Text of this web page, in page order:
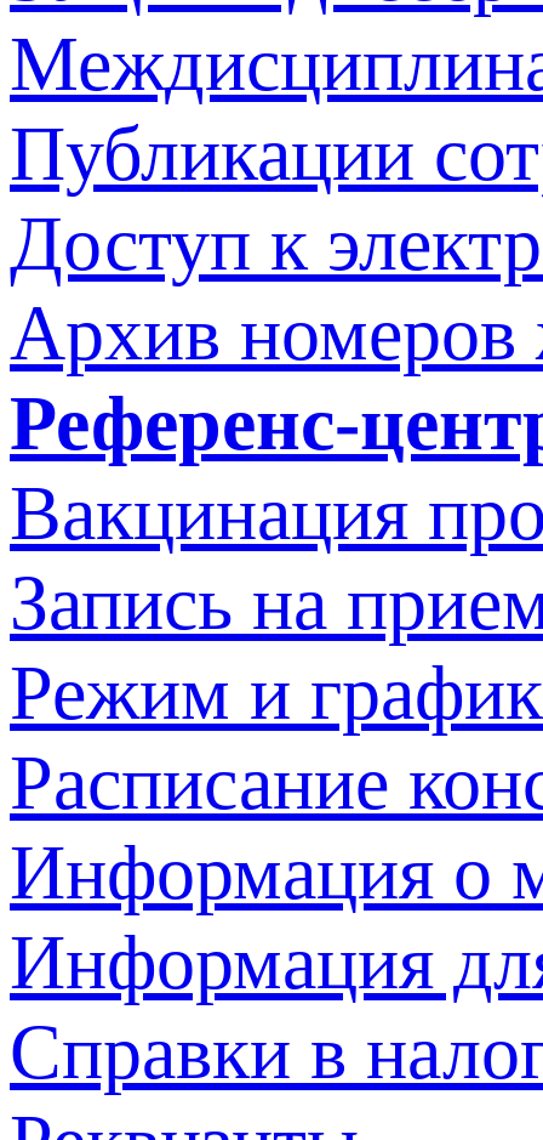
Публикации
Доступ к
Архив номеров
Референс-
Вакцинация
Запись на
Режим и
Расписание
Информация о
Информация
Справки в